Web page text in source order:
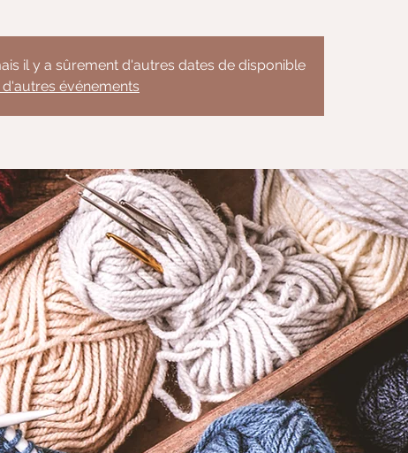
il y a sûrement d'autres dates de disponible
d'autres événements